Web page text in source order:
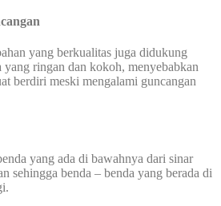
yang berkualitas juga didukung
yang ringan dan kokoh, menyebabkan
berdiri meski mengalami guncangan
yang ada di bawahnya dari sinar
sehingga benda – benda yang berada di